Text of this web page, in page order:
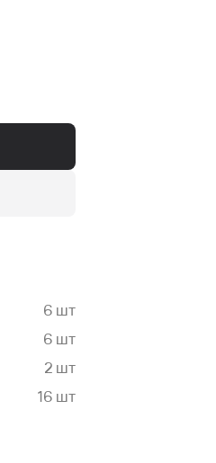
6 шт
6 шт
2 шт
16 шт